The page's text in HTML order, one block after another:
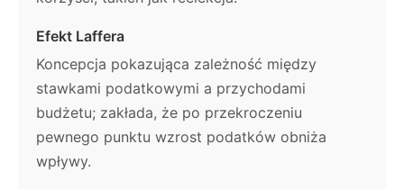
Efekt Laffera
Koncepcja pokazująca zależność między
stawkami podatkowymi a przychodami
budżetu; zakłada, że po przekroczeniu
pewnego punktu wzrost podatków obniża
wpływy.